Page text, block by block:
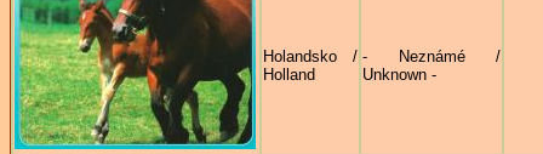
Holandsko /
Holland
- Neznámé /
Unknown -